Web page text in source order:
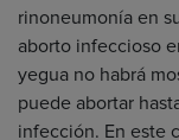
rinoneumonía en
aborto infeccioso
yegua no habrá
puede abortar
infección. En este